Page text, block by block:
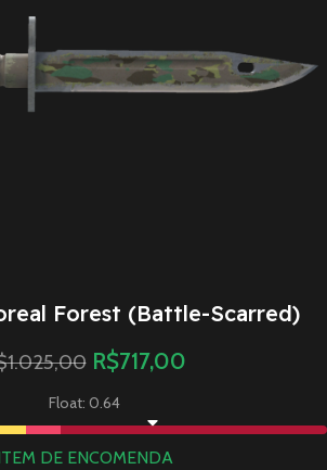
Forest (Battle-Scarred)
1.025,00 R$717,00
Float: 0.64
DE ENCOMENDA